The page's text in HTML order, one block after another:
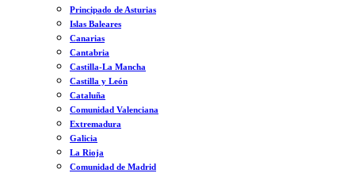
Principado de Asturias
Islas Baleares
Canarias
Cantabria
Castilla-La Mancha
Castilla y León
Cataluña
Comunidad Valenciana
Extremadura
Galicia
La Rioja
Comunidad de Madrid